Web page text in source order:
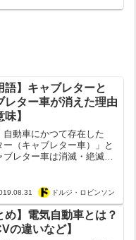
語】キャブレターと
レター車が消えた理由
】
自動車にかつて存在した
ー（キャブレター車）」と
レター車は消滅・絶滅し
ドルジ・ロビンソン
め】電気自動車とは？
の違いなど】